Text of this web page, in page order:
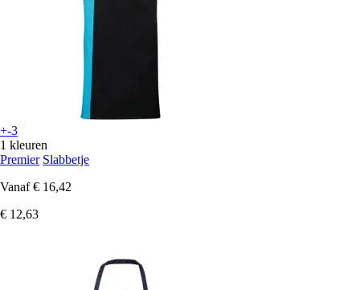
+-3
1 kleuren
Premier Slabbetje
Vanaf € 16,42
€ 12,63